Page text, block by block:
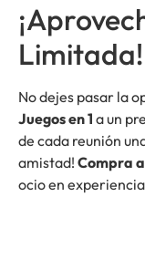
Limitada!
No dejes pasar la
Juegos en 1 a un
de cada reunión
amistad! Compra
ocio en